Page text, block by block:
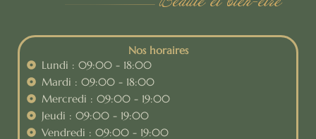
Nos horaires
Lundi : 09:00 - 18:00
Mardi : 09:00 - 18:00
Mercredi : 09:00 - 19:00
Jeudi : 09:00 - 19:00
Vendredi : 09:00 - 19:00